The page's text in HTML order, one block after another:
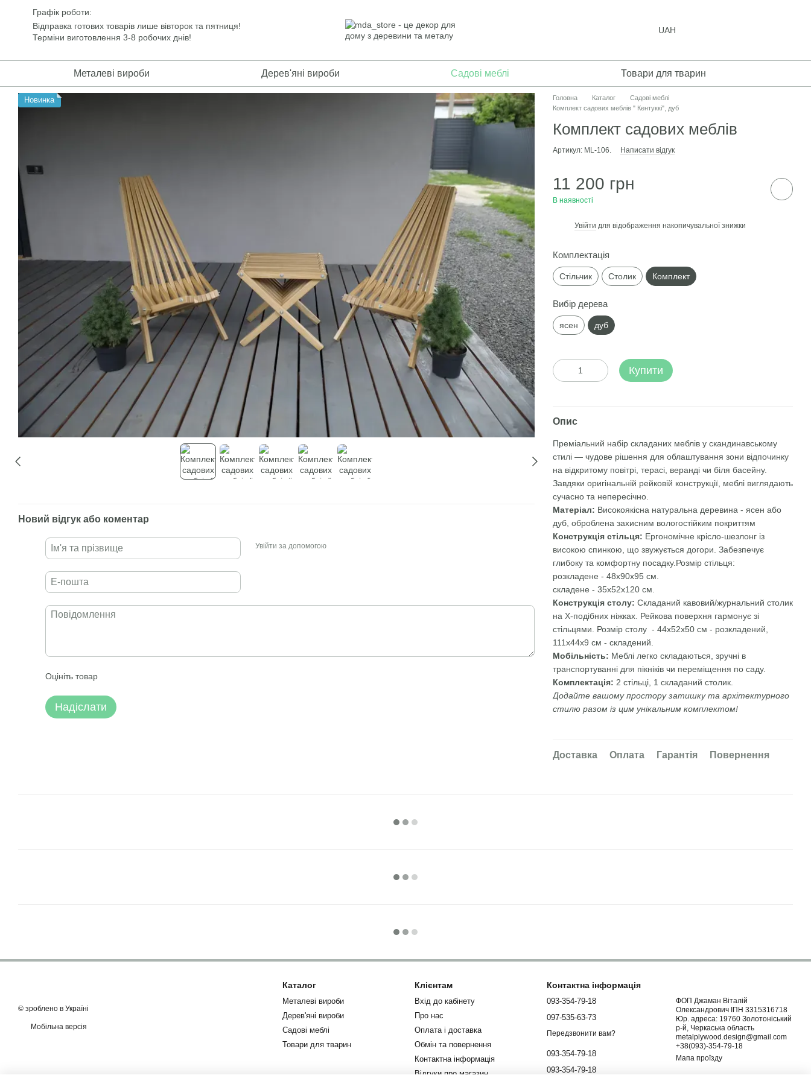
Перейти до основного контенту
Графік роботи:
Відправка готових товарів лише вівторок та пятниця!
Терміни виготовлення 3-8 робочих днів!
UAH
Металеві вироби Дерев'яні вироби Садові меблі Товари для тварин
Головна Каталог
Садові меблі
Комплект садових меблів " Кентуккі", дуб
Комплект садових меблів
Артикул: ML-106. Написати відгук
11 200 грн
В наявності
Увійти для відображення накопичувальної знижки
Комплектація
Стільчик Столик Комплект
Вибір дерева
ясен дуб
Купити
Опис
Преміальний набір складаних меблів у скандинавському
стилі — чудове рішення для облаштування зони відпочинку
на відкритому повітрі, терасі, веранді чи біля басейну.
Завдяки оригінальній рейковій конструкції, меблі виглядають
сучасно та непересічно.
Матеріал: Високоякісна натуральна деревина - ясен або
дуб, оброблена захисним вологостійким покриттям
Конструкція стільця: Ергономічне крісло-шезлонг із
високою спинкою, що звужується догори. Забезпечує
глибоку та комфортну посадку.Розмір стільця:
розкладене - 48х90х95 см.
складене - 35х52х120 см.
Конструкція столу: Складаний кавовий/журнальний столик
на Х-подібних ніжках. Рейкова поверхня гармонує зі
стільцями. Розмір столу - 44х52х50 см - розкладений,
111х44х9 см - складений.
Мобільність: Меблі легко складаються, зручні в
транспортуванні для пікніків чи переміщення по саду.
Комплектація: 2 стільці, 1 складаний столик.
Додайте вашому простору затишку та архітектурного
стилю разом із цим унікальним комплектом!
Доставка Оплата Гарантія Повернення
Новинка
Новий відгук або коментар
Увійти за допомогою
Оцініть товар
Надіслати
© зроблено в Україні
Мобільна версія
Каталог
Металеві вироби
Дерев'яні вироби
Садові меблі
Товари для тварин
Клієнтам
Вхід до кабінету
Про нас
Оплата і доставка
Обмін та повернення
Контактна інформація
Відгуки про магазин
Контактна інформація
093-354-79-18
097-535-63-73
Передзвонити вам?
093-354-79-18
093-354-79-18
ФОП Джаман Віталій
Олександрович ІПН 3315316718
Юр. адреса: 19760 Золотоніський
р-й, Черкаська область
metalplywood.design@gmail.com
+38(093)-354-79-18
Мапа проїзду